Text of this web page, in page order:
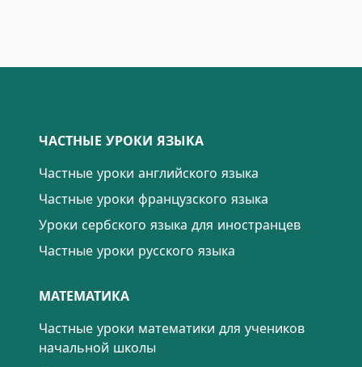
ЧАСТНЫЕ УРОКИ ЯЗЫКА
Частные уроки английского языка
Частные уроки французского языка
Уроки сербского языка для иностранцев
Частные уроки русского языка
МАТЕМАТИКА
Частные уроки математики для учеников
начальной школы